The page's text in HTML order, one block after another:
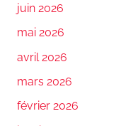
juin 2026
mai 2026
avril 2026
mars 2026
février 2026